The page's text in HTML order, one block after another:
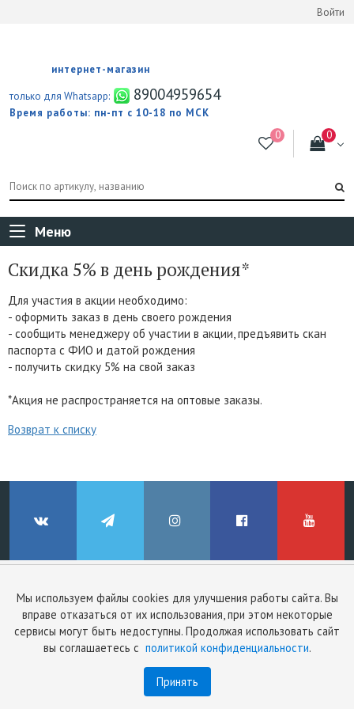
Мы используем файлы cookies для улучшения работы сайта. Вы
вправе отказаться от их использования, при этом некоторые
сервисы могут быть недоступны. Продолжая использовать сайт
вы соглашаетесь с политикой конфиденциальности.
Принять
Войти
интернет-магазин
только для Whatsapp:
89004959654
Время работы: пн-пт с 10-18 по МСК
Меню
Скидка 5% в день рождения*
Для участия в акции необходимо:
- оформить заказ в день своего рождения
- сообщить менеджеру об участии в акции, предъявить скан
паспорта с ФИО и датой рождения
- получить скидку 5% на свой заказ
*Акция не распространяется на оптовые заказы.
Возврат к списку
ВКонтакте Telegram Instagram Facebook YouTube
Используя сайт, вы принимаетепользовательское соглашениеи
политику конфиденциальности .